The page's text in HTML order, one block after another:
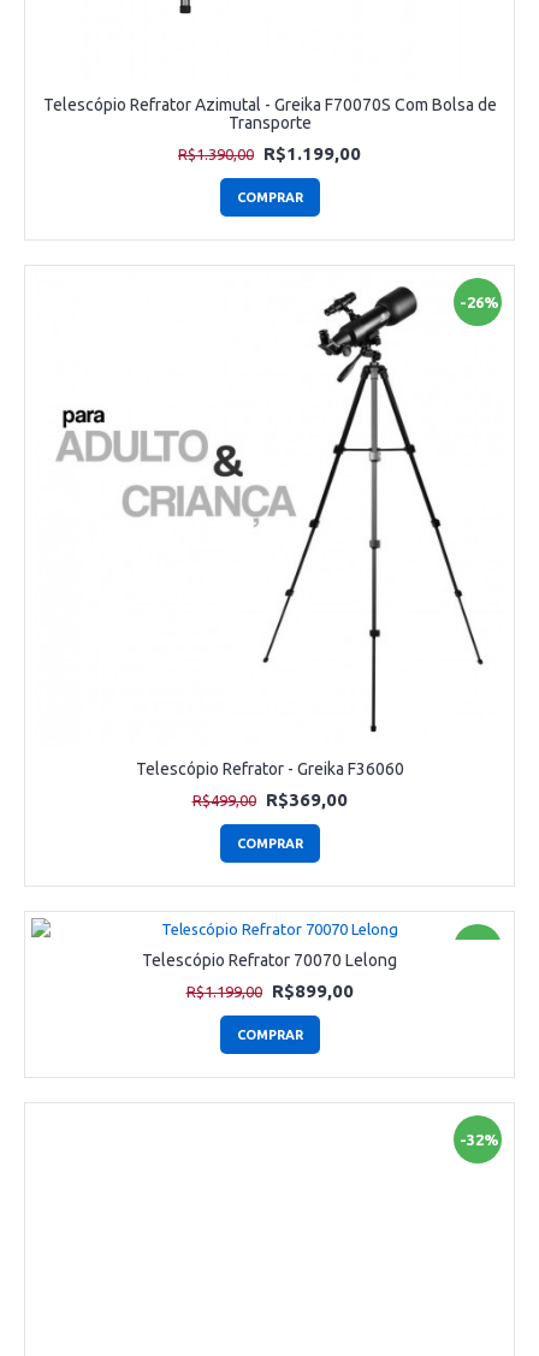
Telescópio Refrator Azimutal - Greika F70070S Com Bolsa de
Transporte
R$1.390,00 R$1.199,00
COMPRAR
-26%
Telescópio Refrator - Greika F36060
R$499,00 R$369,00
COMPRAR
Telescópio Refrator 70070 Lelong
R$1.199,00 R$899,00
COMPRAR
-32%